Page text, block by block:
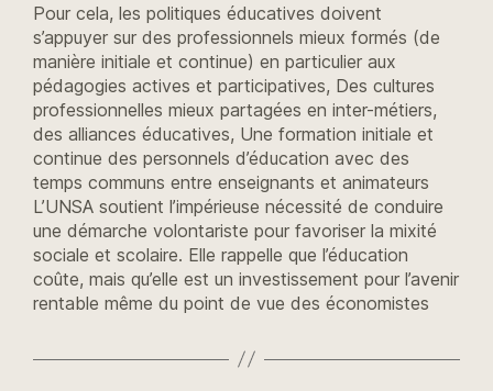
Pour cela, les politiques éducatives doivent
s’appuyer sur des professionnels mieux formés (de
manière initiale et continue) en particulier aux
pédagogies actives et participatives, Des cultures
professionnelles mieux partagées en inter-métiers,
des alliances éducatives, Une formation initiale et
continue des personnels d’éducation avec des
temps communs entre enseignants et animateurs
L’UNSA soutient l’impérieuse nécessité de conduire
une démarche volontariste pour favoriser la mixité
sociale et scolaire. Elle rappelle que l’éducation
coûte, mais qu’elle est un investissement pour l’avenir
rentable même du point de vue des économistes